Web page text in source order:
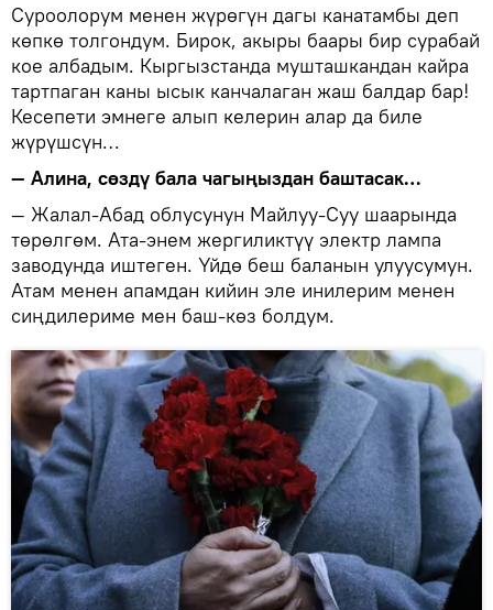
Суроолорум менен жүрөгүн дагы канатамбы деп
көпкө толгондум. Бирок, акыры баары бир сурабай
кое албадым. Кыргызстанда мушташкандан кайра
тартпаган каны ысык канчалаган жаш балдар бар!
Кесепети эмнеге алып келерин алар да биле
жүрүшсүн…
— Алина, сөздү бала чагыңыздан баштасак…
— Жалал-Абад облусунун Майлуу-Суу шаарында
төрөлгөм. Ата-энем жергиликтүү электр лампа
заводунда иштеген. Үйдө беш баланын улуусумун.
Атам менен апамдан кийин эле инилерим менен
сиңдилериме мен баш-көз болдум.